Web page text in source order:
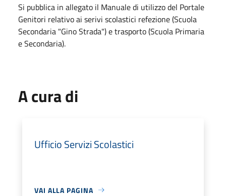
Si pubblica in allegato il Manuale di utilizzo del Portale
Genitori relativo ai serivi scolastici refezione (Scuola
Secondaria "Gino Strada") e trasporto (Scuola Primaria
e Secondaria).
A cura di
Ufficio Servizi Scolastici
VAI ALLA PAGINA